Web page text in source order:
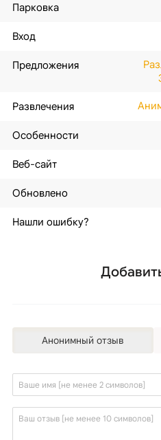
Парковка
Вход
Предложения
Развлечения
Особенности
Веб-сайт
Обновлено
Нашли ошибку?
Анонимный отзыв